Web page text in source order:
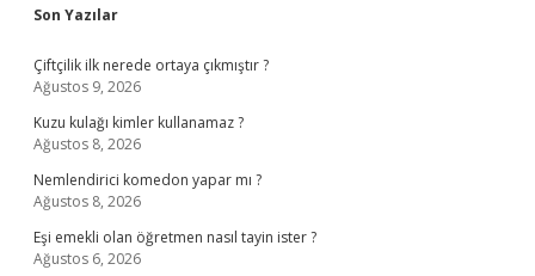
Sidebar
Son Yazılar
Çiftçilik ilk nerede ortaya çıkmıştır ?
Ağustos 9, 2026
Kuzu kulağı kimler kullanamaz ?
Ağustos 8, 2026
Nemlendirici komedon yapar mı ?
Ağustos 8, 2026
Eşi emekli olan öğretmen nasıl tayin ister ?
Ağustos 6, 2026